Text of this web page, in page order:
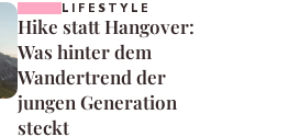
LIFESTYLE
Hike statt Hangover:
Was hinter dem
Wandertrend der
jungen Generation
steckt